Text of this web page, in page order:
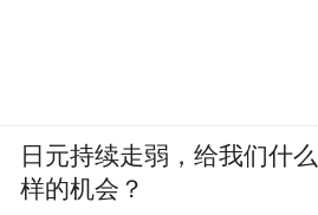
日元持续走弱，给我们什么
样的机会？